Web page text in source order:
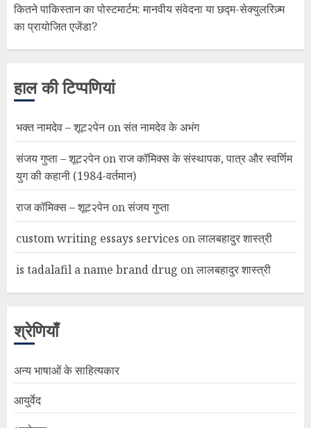
कितने पाकिस्तान का पोस्टमार्टम: मानवीय संवेदना या छद्म-सेक्युलरिज़्म
का प्रायोजित एजेंडा?
हाल की टिप्पणियां
भक्त नामदेव – शूट२पेनonसंत नामदेव के अभंग
संजय गुप्ता – शूट२पेनonराज कॉमिक्स के संस्थापक, पात्र और स्वर्णिम
युग की कहानी (1984-वर्तमान)
राज कॉमिक्स – शूट२पेनonसंजय गुप्ता
custom writing essays services onलालबहादुर शास्त्री
is tadalafil a name brand drug onलालबहादुर शास्त्री
श्रेणियाँ
अन्य भाषाओं के साहित्यकार
आयुर्वेद